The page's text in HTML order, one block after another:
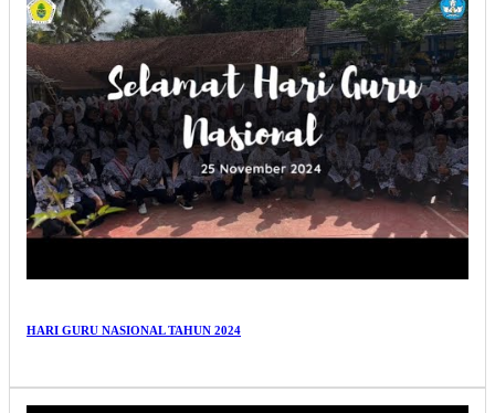
HARI GURU NASIONAL TAHUN 2024